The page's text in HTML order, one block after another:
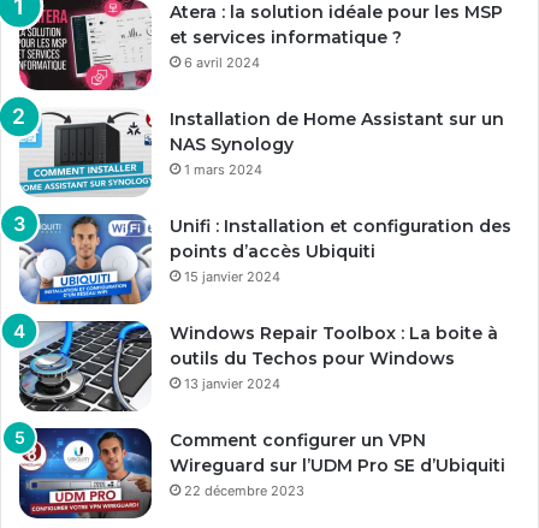
Atera : la solution idéale pour les MSP
et services informatique ?
6 avril 2024
Installation de Home Assistant sur un
NAS Synology
1 mars 2024
Unifi : Installation et configuration des
points d’accès Ubiquiti
15 janvier 2024
Windows Repair Toolbox : La boite à
outils du Techos pour Windows
13 janvier 2024
Comment configurer un VPN
Wireguard sur l’UDM Pro SE d’Ubiquiti
22 décembre 2023